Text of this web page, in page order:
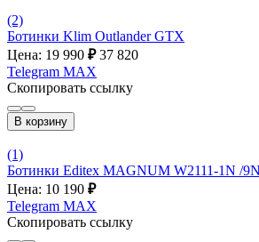
(2)
Ботинки Klim Outlander GTX
Цена: 19 990 ₽ 37 820
Telegram MAX
Скопировать ссылку
В корзину
(1)
Ботинки Editex MAGNUM W2111-1N /
Цена: 10 190 ₽
Telegram MAX
Скопировать ссылку